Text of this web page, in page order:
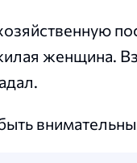
женщина.